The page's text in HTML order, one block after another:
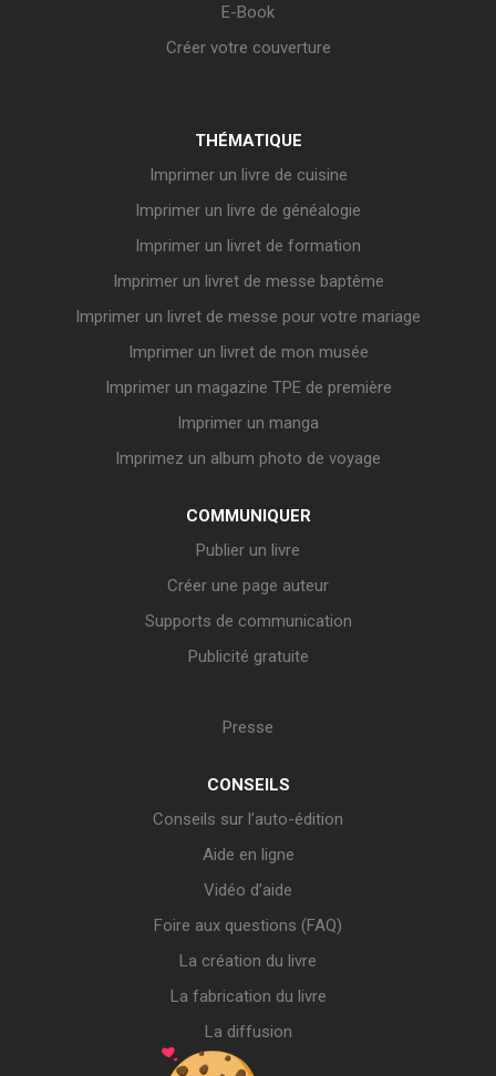
E-Book
Créer votre couverture
THÉMATIQUE
Imprimer un livre de cuisine
Imprimer un livre de généalogie
Imprimer un livret de formation
Imprimer un livret de messe baptême
Imprimer un livret de messe pour votre mariage
Imprimer un livret de mon musée
Imprimer un magazine TPE de première
Imprimer un manga
Imprimez un album photo de voyage
COMMUNIQUER
Publier un livre
Créer une page auteur
Supports de communication
Publicité gratuite
Presse
CONSEILS
Conseils sur l’auto-édition
Aide en ligne
Vidéo d’aide
Foire aux questions (FAQ)
La création du livre
La fabrication du livre
La diffusion